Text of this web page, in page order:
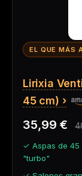
EL QUE MÁS
Lirixia
45 cm)
35,99 €
✓ Aspas de 45
"turbo"